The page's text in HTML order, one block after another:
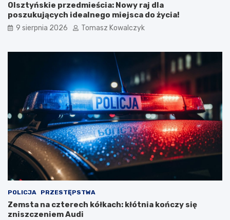
Olsztyńskie przedmieścia: Nowy raj dla
poszukujących idealnego miejsca do życia!
9 sierpnia 2026 Tomasz Kowalczyk
POLICJA PRZESTĘPSTWA
Zemsta na czterech kółkach: kłótnia kończy się
zniszczeniem Audi